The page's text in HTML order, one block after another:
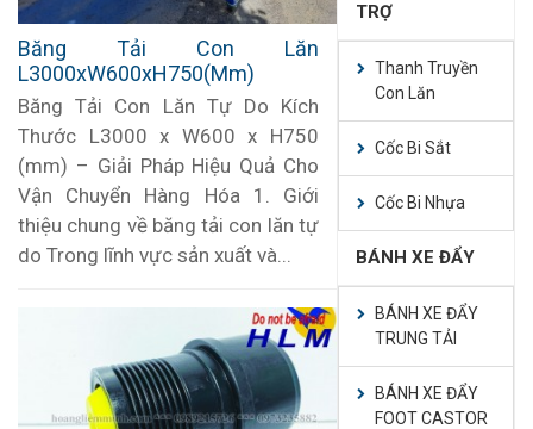
TRỢ
Thanh Truyền
Con Lăn
Cốc Bi Sắt
Cốc Bi Nhựa
BÁNH XE ĐẨY
BÁNH XE ĐẨY
TRUNG TẢI
BÁNH XE ĐẨY
FOOT CASTOR
Băng Tải Con Lăn
L3000xW600xH750(mm)
Băng Tải Con Lăn Tự Do Kích
Thước L3000 x W600 x H750
(mm) – Giải Pháp Hiệu Quả Cho
Vận Chuyển Hàng Hóa 1. Giới
thiệu chung về băng tải con lăn tự
do Trong lĩnh vực sản xuất và...